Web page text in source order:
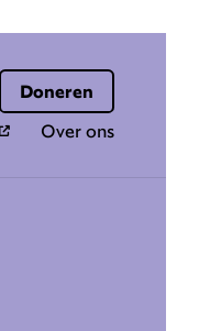
Over ons
Doneren